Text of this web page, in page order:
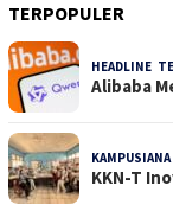
TERPOPULER
HEADLINE
Alibaba
KAMPUSIANA
KKN-T